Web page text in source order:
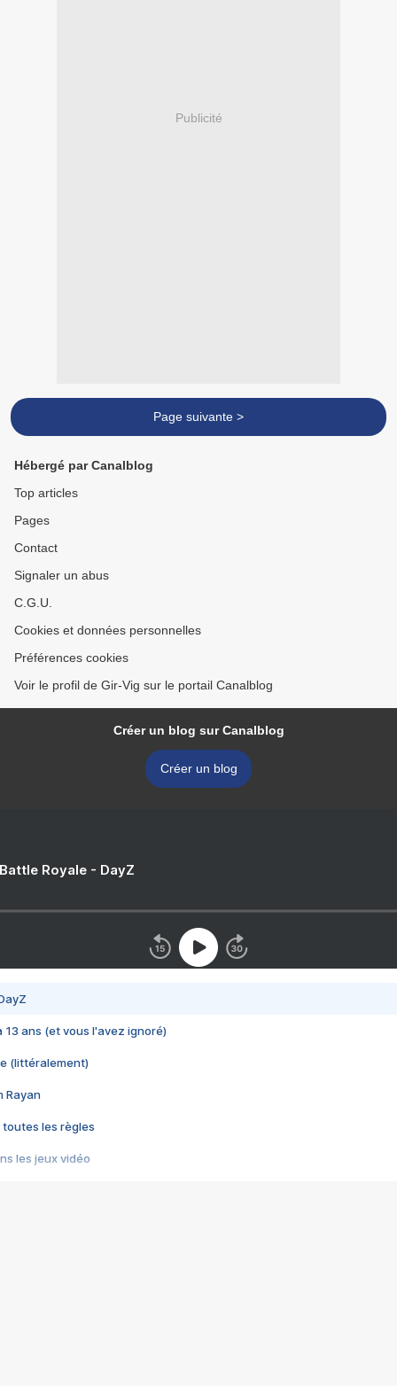
Publicité
Page suivante >
Hébergé par Canalblog
Top articles
Pages
Contact
Signaler un abus
C.G.U.
Cookies et données personnelles
Préférences cookies
Voir le profil de Gir-Vig sur le portail Canalblog
Créer un blog sur Canalblog
Créer un blog
Royale - DayZ
13 ans (et vous l'avez ignoré)
(littéralement)
Rayan
toutes les règles
les jeux vidéo